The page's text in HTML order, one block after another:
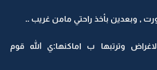
, وبعدين بأخذ راحتي مامن غريب ..
وترتبها ب اماكنها:ي الله قوم